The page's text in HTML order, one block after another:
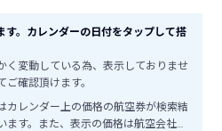
す。カレンダーの日付をタップして搭
変動している為、表示しておりませ
確認頂けます。
レンダー上の価格の航空券が検索結
す。また、表示の価格は航空会社公